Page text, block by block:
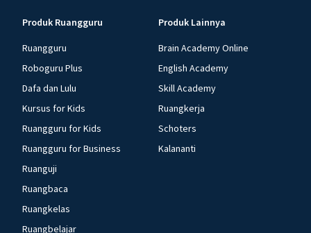
Produk Ruangguru
Ruangguru
Roboguru Plus
Dafa dan Lulu
Kursus for Kids
Ruangguru for Kids
Ruangguru for Business
Ruanguji
Ruangbaca
Ruangkelas
Ruangbelajar
Produk Lainnya
Brain Academy Online
English Academy
Skill Academy
Ruangkerja
Schoters
Kalananti